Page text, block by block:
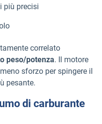
più precisi
correlato
peso/potenza. Il motore
sforzo per spingere il
pesante.
di carburante